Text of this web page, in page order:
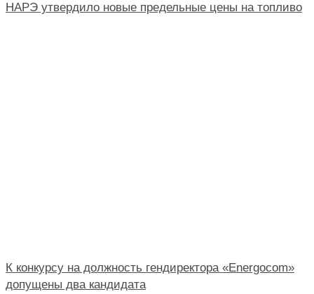
НАРЭ утвердило новые предельные цены на топливо
К конкурсу на должность гендиректора «Energocom»
допущены два кандидата